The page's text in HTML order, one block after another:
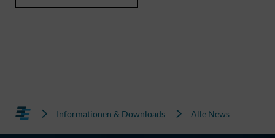
Informationen & Downloads Alle News